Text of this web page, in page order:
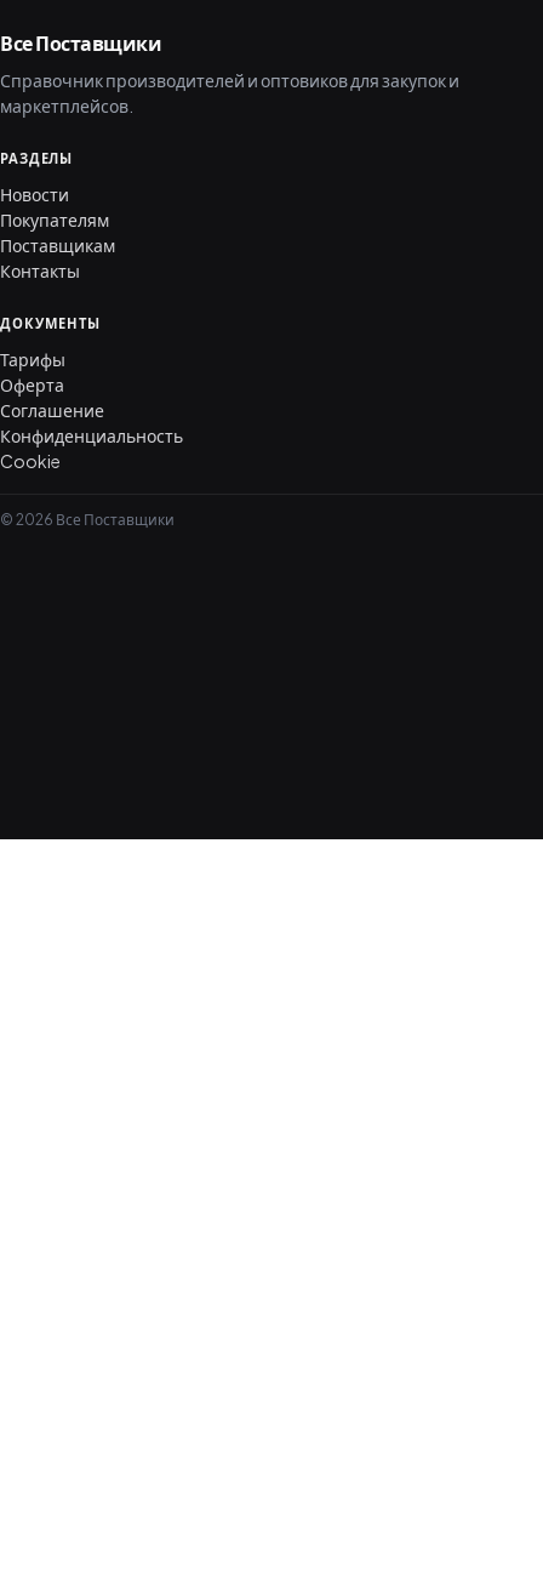
Все Поставщики
Справочник производителей и оптовиков для закупок и
маркетплейсов.
РАЗДЕЛЫ
Новости
Покупателям
Поставщикам
Контакты
ДОКУМЕНТЫ
Тарифы
Оферта
Соглашение
Конфиденциальность
Cookie
© 2026 Все Поставщики